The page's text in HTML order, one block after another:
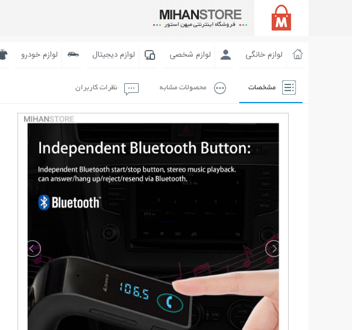
لوازم خانگی لوازم شخصی لوازم دیجیتال لوازم خودرو
مشخصات محصولات مشابه نظرات کاربران